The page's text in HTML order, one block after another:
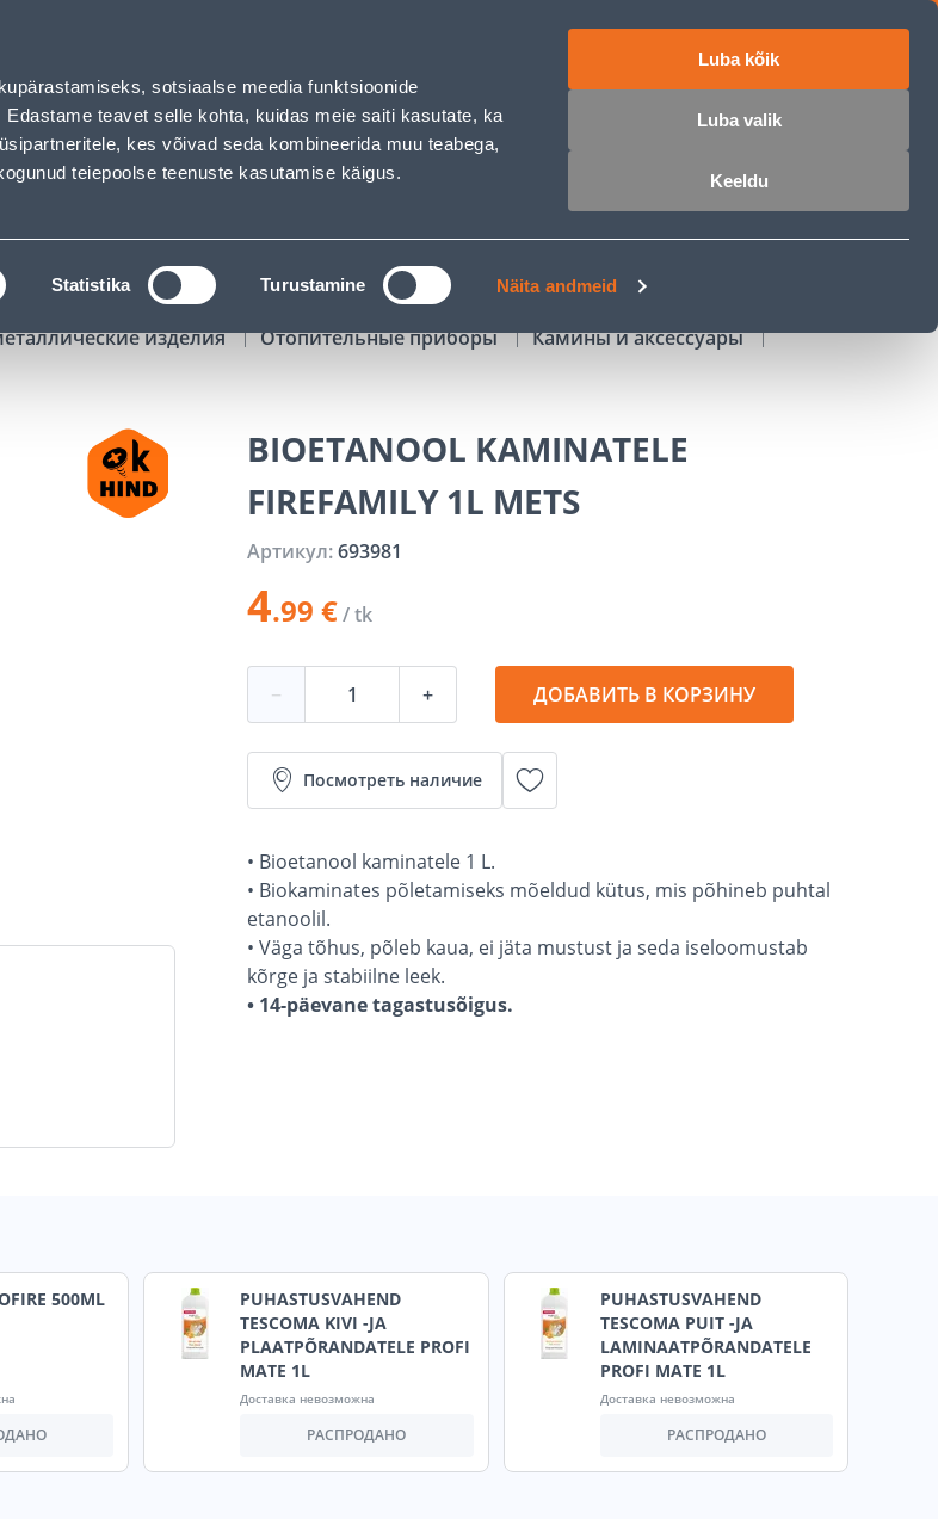
sotsiaalse meedia funktsioonide
teavet selle kohta, kuidas meie saiti kasutate, ka
kes võivad seda kombineerida muu teabega,
teiepoolse teenuste kasutamise käigus.
Statistika Turustamine Näita andmeid
Luba kõik
Luba valik
Keeldu
клиентов Услуги Предложения о работе
ПОИСК
АРЕНДА ИНСТРУМЕНТОВ РАССРОЧКА
изделия Отопительные приборы
Камины и аксессуары
BIOETANOOL KAMINATELE
FIREFAMILY 1L METS
Артикул:693981
4.99 €/ tk
− + ДОБАВИТЬ В КОРЗИНУ
Посмотреть наличие
• Bioetanool kaminatele 1 L.
• Biokaminates põletamiseks mõeldud kütus, mis põhineb puhtal
etanoolil.
• Väga tõhus, põleb kaua, ei jäta mustust ja seda iseloomustab
kõrge ja stabiilne leek.
• 14-päevane tagastusõigus.
500ML
PUHASTUSVAHEND
TESCOMA KIVI -JA
PLAATPÕRANDATELE PROFI
MATE 1L
Доставка невозможна
РАСПРОДАНО
PUHASTUSVAHEND
TESCOMA PUIT -JA
LAMINAATPÕRANDATELE
PROFI MATE 1L
Доставка невозможна
РАСПРОДАНО